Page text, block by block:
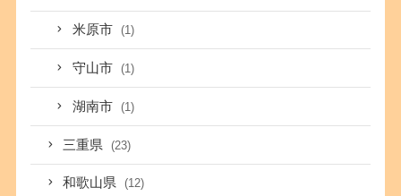
米原市 (1)
守山市 (1)
湖南市 (1)
三重県 (23)
和歌山県 (12)